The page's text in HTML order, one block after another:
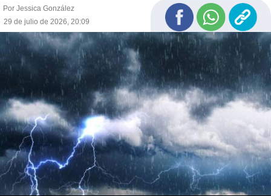
Por Jessica González
29 de julio de 2026, 20:09